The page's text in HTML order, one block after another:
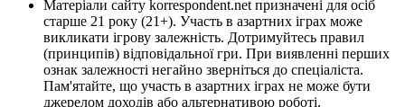
Матеріали сайту korrespondent.net призначені для осіб
старше 21 року (21+). Участь в азартних іграх може
викликати ігрову залежність. Дотримуйтесь правил
(принципів) відповідальної гри. При виявленні перших
ознак залежності негайно зверніться до спеціаліста.
Пам'ятайте, що участь в азартних іграх не може бути
джерелом доходів або альтернативою роботі.